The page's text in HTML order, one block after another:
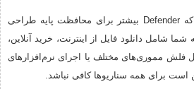
با این حال، باید توجه داشت که Defender بیشتر برای محافظت پایه طراحی
شامل دانلود فایل از اینترنت، خرید آنلاین،
فلش مموری‌های مختلف یا اجرای نرم‌افزارهای
برای همه سناریوها کافی نباشد.